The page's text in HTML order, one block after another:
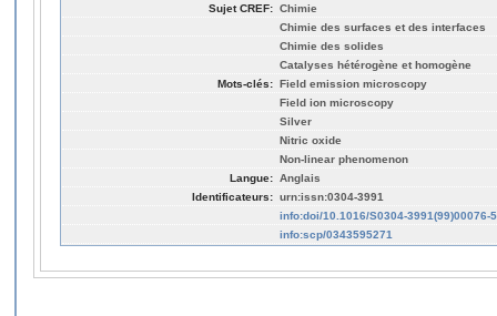
Sujet CREF: Chimie
Chimie des surfaces et des interfaces
Chimie des solides
Catalyses hétérogène et homogène
Mots-clés: Field emission microscopy
Field ion microscopy
Silver
Nitric oxide
Non-linear phenomenon
Langue: Anglais
Identificateurs: urn:issn:0304-3991
info:doi/10.1016/S0304-3991(99)00076-5
info:scp/0343595271